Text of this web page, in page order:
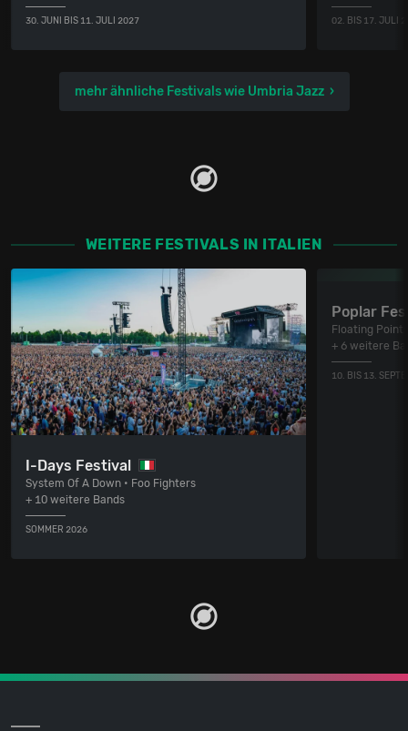
30. JUNI BIS 11. JULI 2027 02. BIS 17. JULI
mehr ähnliche Festivals wie Umbria Jazz
WEITERE FESTIVALS IN ITALIEN
I-Days Festival
System Of A Down • Foo Fighters
+ 10 weitere Bands
SOMMER 2026
Poplar
Floating
+ 6 weitere
10. BIS 13.